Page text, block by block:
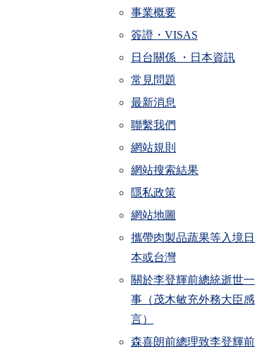
事業概要
簽證・VISAS
日台關係 ・日本資訊
常見問題
最新消息
聯繫我們
網站規則
網站搜索結果
隱私政策
網站地圖
攜帶肉製品蔬果等入境日
本或台灣
關於李登輝前總統逝世一
事（茂木敏充外務大臣感
言）
森喜朗前總理致李登輝前